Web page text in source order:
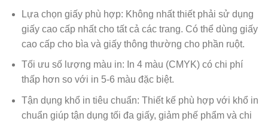
Lựa chọn giấy phù hợp: Không nhất thiết phải sử dụng
giấy cao cấp nhất cho tất cả các trang. Có thể dùng giấy
cao cấp cho bìa và giấy thông thường cho phần ruột.
Tối ưu số lượng màu in: In 4 màu (CMYK) có chi phí
thấp hơn so với in 5-6 màu đặc biệt.
Tận dụng khổ in tiêu chuẩn: Thiết kế phù hợp với khổ in
chuẩn giúp tận dụng tối đa giấy, giảm phế phẩm và chi